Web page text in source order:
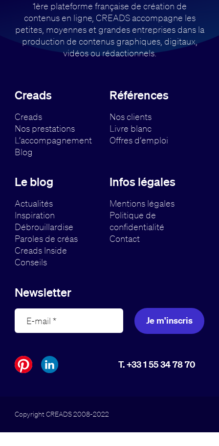
1ère plateforme française de création de
contenus en ligne, CREADS accompagne les
petites, moyennes et grandes entreprises dans la
production de contenus graphiques, digitaux,
vidéos ou rédactionnels.
Creads
Creads
Nos prestations
L’accompagnement
Blog
Références
Nos clients
Livre blanc
Offres d’emploi
Le blog
Actualités
Inspiration
Débrouillardise
Paroles de créas
Creads Inside
Conseils
Infos légales
Mentions légales
Politique de
confidentialité
Contact
Newsletter
Je m'inscris
T. +33 1 55 34 78 70
Copyright CREADS 2008-2022